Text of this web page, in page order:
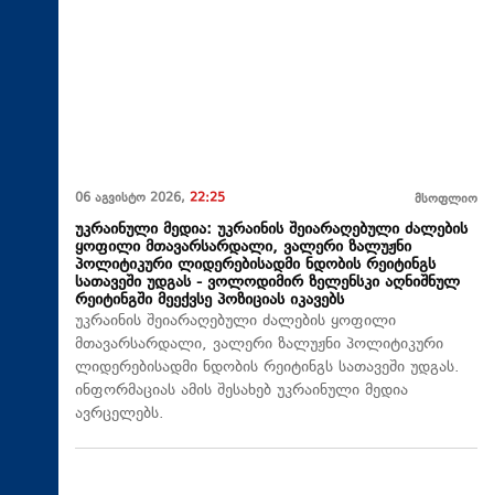
06 აგვისტო 2026, 22:25 მსოფლიო
უკრაინული მედია: უკრაინის შეიარაღებული ძალების
ყოფილი მთავარსარდალი, ვალერი ზალუჟნი
პოლიტიკური ლიდერებისადმი ნდობის რეიტინგს
სათავეში უდგას - ვოლოდიმირ ზელენსკი აღნიშნულ
რეიტინგში მეექვსე პოზიციას იკავებს
უკრაინის შეიარაღებული ძალების ყოფილი
მთავარსარდალი, ვალერი ზალუჟნი პოლიტიკური
ლიდერებისადმი ნდობის რეიტინგს სათავეში უდგას.
ინფორმაციას ამის შესახებ უკრაინული მედია
ავრცელებს.